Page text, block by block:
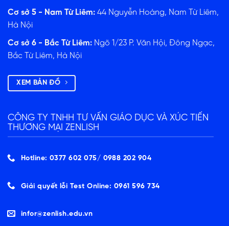
Cơ sở 5 - Nam Từ Liêm: 44 Nguyễn Hoàng, Nam Từ Liêm,
Hà Nội
Cơ sở 6 - Bắc Từ Liêm: Ngõ 1/23 P. Văn Hội, Đông Ngạc,
Bắc Từ Liêm, Hà Nội
XEM BẢN ĐỒ
CÔNG TY TNHH TƯ VẤN GIÁO DỤC VÀ XÚC TIẾN
THƯƠNG MẠI ZENLISH
Hotline: 0377 602 075/ ‭0988 202 904‬
Giải quyết lỗi Test Online: 0961 596 734
infor@zenlish.edu.vn